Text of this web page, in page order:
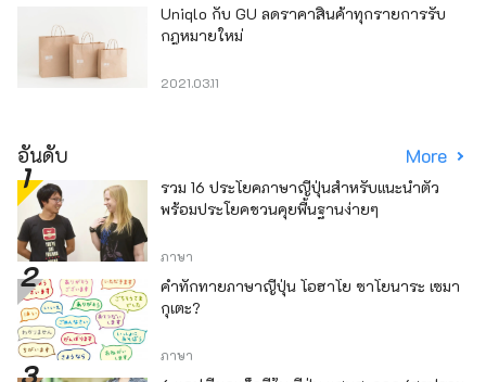
Uniqlo กับ GU ลดราคาสินค้าทุกรายการรับ
กฎหมายใหม่
2021.03.11
อันดับ More
รวม 16 ประโยคภาษาญี่ปุ่นสำหรับแนะนำตัว
พร้อมประโยคชวนคุยพื้นฐานง่ายๆ
ภาษา
คำทักทายภาษาญี่ปุ่น โอฮาโย ซาโยนาระ เซมา
กุเตะ?
ภาษา